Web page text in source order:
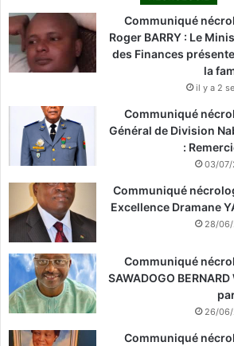
Communiqué
Roger BARRY : Le
des Finances
la
il y a 2
Communiqué
Général de Division
:
03/07/
Communiqué
Excellence Dramane
28/
Communiqué
SAWADOGO
26/
Communiqué